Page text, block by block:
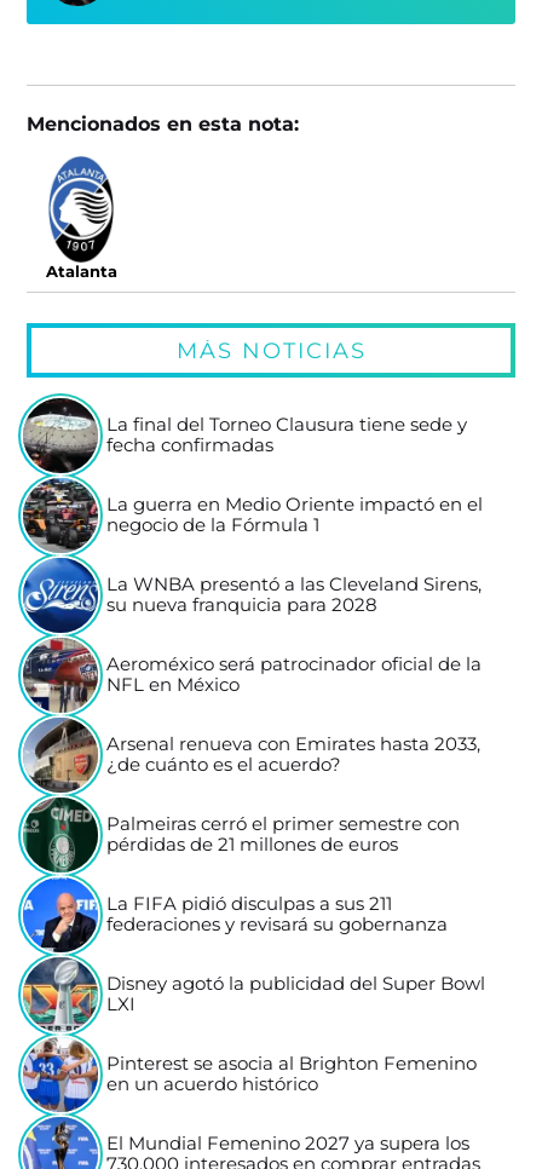
Mencionados en esta nota:
Atalanta
MÁS NOTICIAS
La final del Torneo Clausura tiene sede y
fecha confirmadas
La guerra en Medio Oriente impactó en el
negocio de la Fórmula 1
La WNBA presentó a las Cleveland Sirens,
su nueva franquicia para 2028
Aeroméxico será patrocinador oficial de la
NFL en México
Arsenal renueva con Emirates hasta 2033,
¿de cuánto es el acuerdo?
Palmeiras cerró el primer semestre con
pérdidas de 21 millones de euros
La FIFA pidió disculpas a sus 211
federaciones y revisará su gobernanza
Disney agotó la publicidad del Super Bowl
LXI
Pinterest se asocia al Brighton Femenino
en un acuerdo histórico
El Mundial Femenino 2027 ya supera los
730.000 interesados en comprar entradas